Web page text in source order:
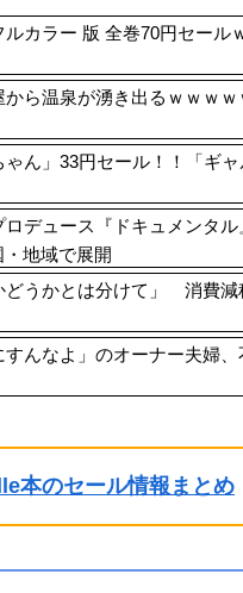
ルカラー 版 全巻70円セー
から温泉が湧き出るｗｗｗ
ゃん」33円セール！！「ギ
ロデュース『ドキュメン
・地域で展開
どうかとは分けて」 消費
すんなよ」のオーナー夫婦
本のセール情報まとめ